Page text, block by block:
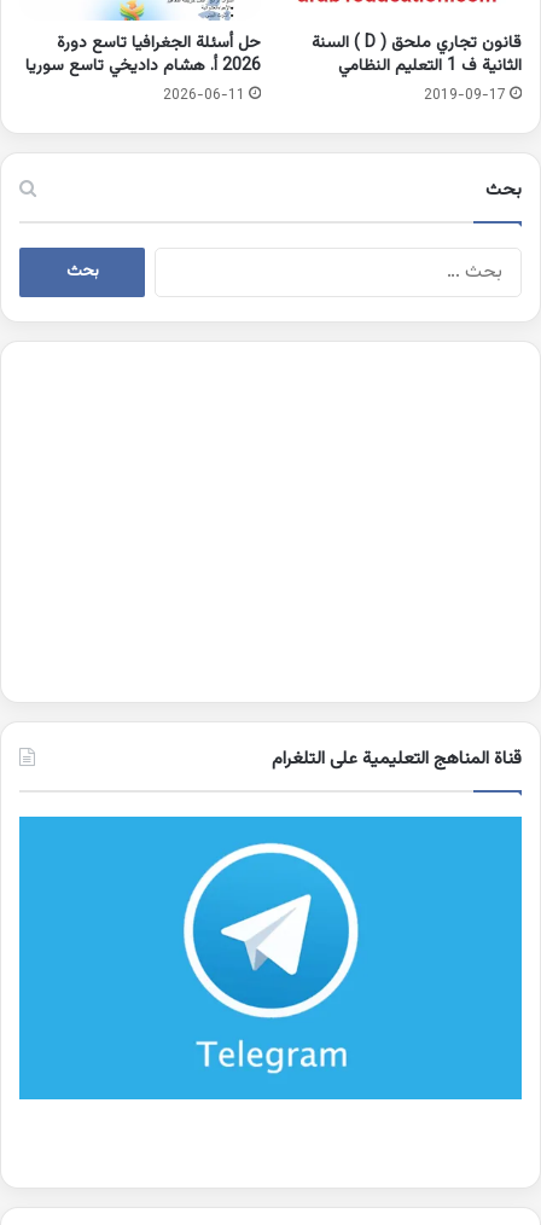
قانون تجاري ملحق ( D ) السنة
الثانية ف 1 التعليم النظامي
2019-09-17
حل أسئلة الجغرافيا تاسع دورة
2026 أ. هشام داديخي تاسع سوريا
2026-06-11
بحث
البحث
قناة المناهج التعليمية على التلغرام